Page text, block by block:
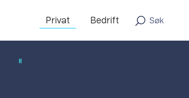
Privat Bedrift